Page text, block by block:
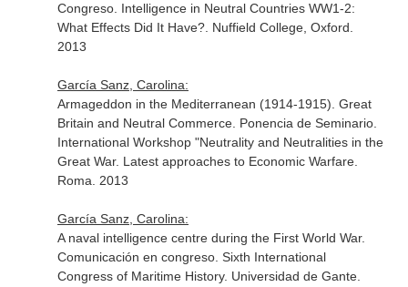
Congreso. Intelligence in Neutral Countries WW1-2:
What Effects Did It Have?. Nuffield College, Oxford.
2013
García Sanz, Carolina:
Armageddon in the Mediterranean (1914-1915). Great
Britain and Neutral Commerce. Ponencia de Seminario.
International Workshop "Neutrality and Neutralities in the
Great War. Latest approaches to Economic Warfare.
Roma. 2013
García Sanz, Carolina:
A naval intelligence centre during the First World War.
Comunicación en congreso. Sixth International
Congress of Maritime History. Universidad de Gante.